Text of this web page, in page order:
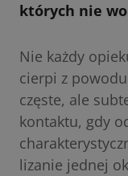
których nie
Nie każdy
cierpi z
częste, ale
kontaktu, gdy
lizanie jednej